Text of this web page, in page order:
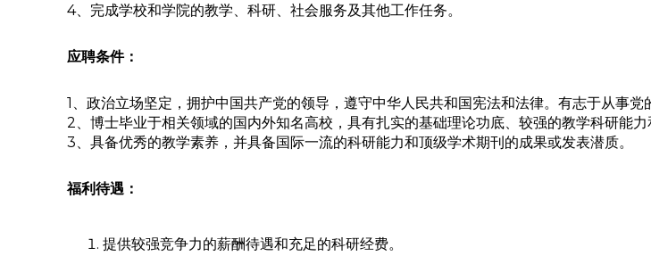
4、完成学校和学院的教学、科研、社会服务及其他工作任务。
应聘条件：
1、政治立场坚定，拥护中国共产党的领导，遵守中华人民共和国宪法和法律。有志于从事
2、博士毕业于相关领域的国内外知名高校，具有扎实的基础理论功底、较强的教学科研能
3、具备优秀的教学素养，并具备国际一流的科研能力和顶级学术期刊的成果或发表潜质。
福利待遇：
提供较强竞争力的薪酬待遇和充足的科研经费。